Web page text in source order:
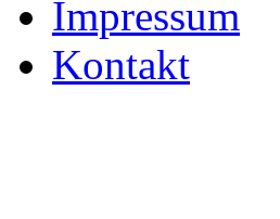
Impressum
Kontakt